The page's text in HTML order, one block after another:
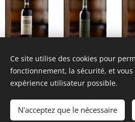
Ce site utilise des cookies pour
fonctionnement, la sécurité, et
expérience utilisateur possible.
N'acceptez que le nécessaire